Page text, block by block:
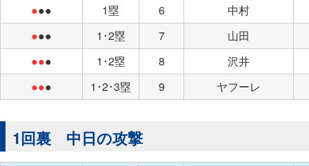
●●● 1塁 6
中村
●●● 1･2塁 7
山田
●●● 1･2塁 8
沢井
●●● 1･2･3塁 9 ヤフーレ
1回裏 中日の攻撃